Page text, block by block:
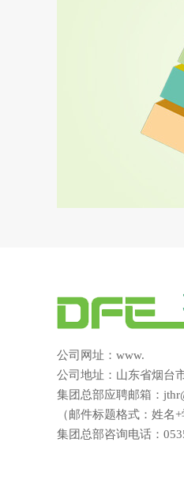
公司网址：www.
公司地址：山东省烟台
集团总部应聘邮箱：
（邮件标题格式：姓名+
集团总部咨询电话：